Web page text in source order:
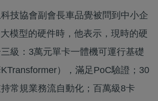
技協會副會長車品覺被問到中小企
模型的硬件時，他表示，現時的硬
級：3萬元單卡一體機可運行基礎
），滿足PoC驗證；30
常規業務流自動化；百萬級8卡